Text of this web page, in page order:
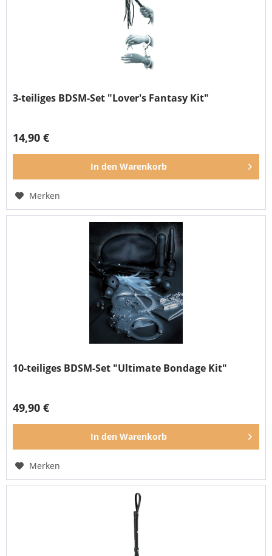
3-teiliges BDSM-Set "Lover's Fantasy Kit"
14,90 €
In den Warenkorb
Merken
10-teiliges BDSM-Set "Ultimate Bondage Kit"
49,90 €
In den Warenkorb
Merken